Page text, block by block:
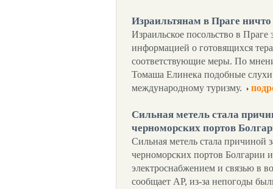
Израильтянам в Праге ничто
Израильское посольство в Праге
информацией о готовящихся
соответствующие меры. По
Томаша Елинека подобные
международному туризму.
Сильная метель стала
черноморских портов
Сильная метель стала
черноморских портов Болгарии
электроснабжением и связью в
сообщает АР, из-за непогоды